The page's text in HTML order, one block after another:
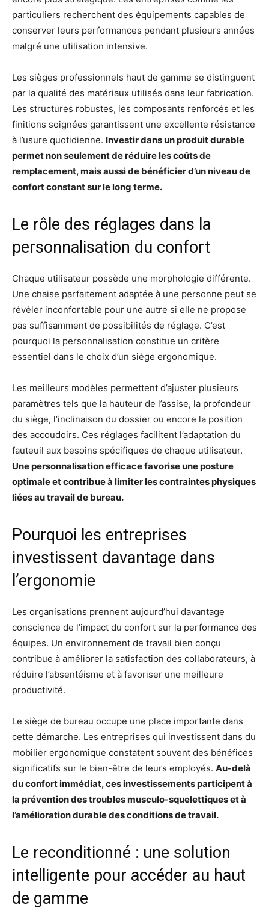
particuliers recherchent des équipements capables de
conserver leurs performances pendant plusieurs années
malgré une utilisation intensive.
Les sièges professionnels haut de gamme se distinguent
par la qualité des matériaux utilisés dans leur fabrication.
Les structures robustes, les composants renforcés et les
finitions soignées garantissent une excellente résistance
à l’usure quotidienne. Investir dans un produit durable
permet non seulement de réduire les coûts de
remplacement, mais aussi de bénéficier d’un niveau de
confort constant sur le long terme.
Le rôle des réglages dans la
personnalisation du confort
Chaque utilisateur possède une morphologie différente.
Une chaise parfaitement adaptée à une personne peut se
révéler inconfortable pour une autre si elle ne propose
pas suffisamment de possibilités de réglage. C’est
pourquoi la personnalisation constitue un critère
essentiel dans le choix d’un siège ergonomique.
Les meilleurs modèles permettent d’ajuster plusieurs
paramètres tels que la hauteur de l’assise, la profondeur
du siège, l’inclinaison du dossier ou encore la position
des accoudoirs. Ces réglages facilitent l’adaptation du
fauteuil aux besoins spécifiques de chaque utilisateur.
Une personnalisation efficace favorise une posture
optimale et contribue à limiter les contraintes physiques
liées au travail de bureau.
Pourquoi les entreprises
investissent davantage dans
l’ergonomie
Les organisations prennent aujourd’hui davantage
conscience de l’impact du confort sur la performance des
équipes. Un environnement de travail bien conçu
contribue à améliorer la satisfaction des collaborateurs, à
réduire l’absentéisme et à favoriser une meilleure
productivité.
Le siège de bureau occupe une place importante dans
cette démarche. Les entreprises qui investissent dans du
mobilier ergonomique constatent souvent des bénéfices
significatifs sur le bien-être de leurs employés. Au-delà
du confort immédiat, ces investissements participent à
la prévention des troubles musculo-squelettiques et à
l’amélioration durable des conditions de travail.
Le reconditionné : une solution
intelligente pour accéder au haut
de gamme